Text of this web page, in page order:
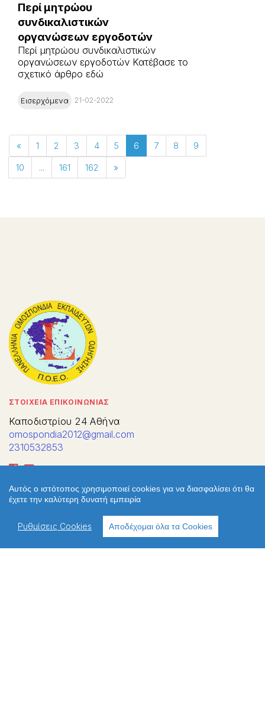
Περί μητρώου
συνδικαλιστικών
οργανώσεων εργοδοτών
Περί μητρώου συνδικαλιστικών
οργανώσεων εργοδοτών Κατέβασε το
σχετικό άρθρο εδώ
Εισερχόμενα 21-02-2022
« 1 2 3 4 5 6 7 8
9
10
... 161 162 »
ΣΤΟΙΧΕΙΑ ΕΠΙΚΟΙΝΩΝΙΑΣ
Καποδιστρίου 24 Αθήνα
omospondia2012@gmail.com
2310532853
ΧΡΗΣΙΜΑ
Περιφερειακές Δ/νσεις
Αυτός ο ιστότοπος χρησιμοποιεί cookies για να διασφαλίσει ότι θα
έχετε την καλύτερη δυνατή εμπειρία
Ρυθμίσεις Cookies Αποδέχομαι όλα τα Cookies